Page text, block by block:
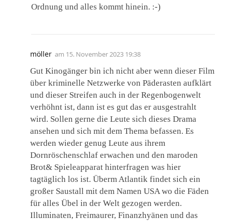
Ordnung und alles kommt hinein. :-)
möller am 15. November 2023 19:38
Gut Kinogänger bin ich nicht aber wenn dieser Film
über kriminelle Netzwerke von Päderasten aufklärt
und dieser Streifen auch in der Regenbogenwelt
verhöhnt ist, dann ist es gut das er ausgestrahlt
wird. Sollen gerne die Leute sich dieses Drama
ansehen und sich mit dem Thema befassen. Es
werden wieder genug Leute aus ihrem
Dornröschenschlaf erwachen und den maroden
Brot& Spieleapparat hinterfragen was hier
tagtäglich los ist. Überm Atlantik findet sich ein
großer Saustall mit dem Namen USA wo die Fäden
für alles Übel in der Welt gezogen werden.
Illuminaten, Freimaurer, Finanzhyänen und das